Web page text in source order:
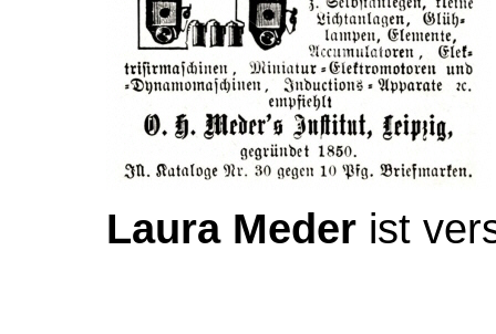
Laura Meder ist